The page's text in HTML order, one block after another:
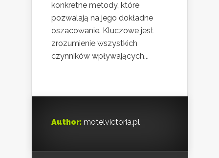
konkretne metody, które
pozwalają na jego dokładne
oszacowanie. Kluczowe jest
zrozumienie wszystkich
czynników wpływających...
Author: motelvictoria.pl